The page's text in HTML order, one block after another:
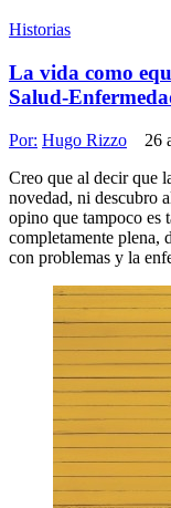
Historias
La vida como
Salud-
Por: Hugo Rizzo 26
Creo que al decir que
novedad, ni descubro
opino que tampoco es
completamente plena,
con problemas y la